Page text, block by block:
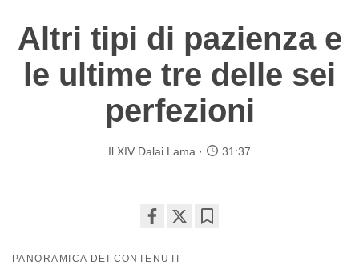
Altri tipi di pazienza e
le ultime tre delle sei
perfezioni
Il XIV Dalai Lama 31:37
on
PANORAMICA DEI CONTENUTI